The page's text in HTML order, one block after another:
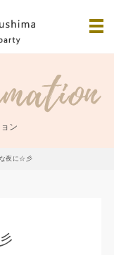
ン
夜に☆彡